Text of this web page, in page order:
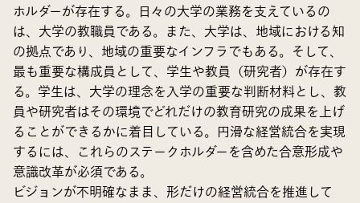
ホルダーが存在する。日々の大学の業務を支えているの
は、大学の教職員である。また、大学は、地域における知
の拠点であり、地域の重要なインフラでもある。そして、
最も重要な構成員として、学生や教員（研究者）が存在す
る。学生は、大学の理念を入学の重要な判断材料とし、教
員や研究者はその環境でどれだけの教育研究の成果を上げ
ることができるかに着目している。円滑な経営統合を実現
するには、これらのステークホルダーを含めた合意形成や
意識改革が必須である。
ビジョンが不明確なまま、形だけの経営統合を推進して